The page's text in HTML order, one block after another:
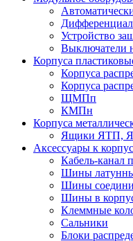
Устройство
Выключатели
Корпуса
Корпуса
Корпуса
ЩМПп
КМПн
Корпуса
Ящики ЯТП,
Аксессуары к
Кабель-канал
Шины
Шины
Шины в
Клеммные
Сальники
Блоки